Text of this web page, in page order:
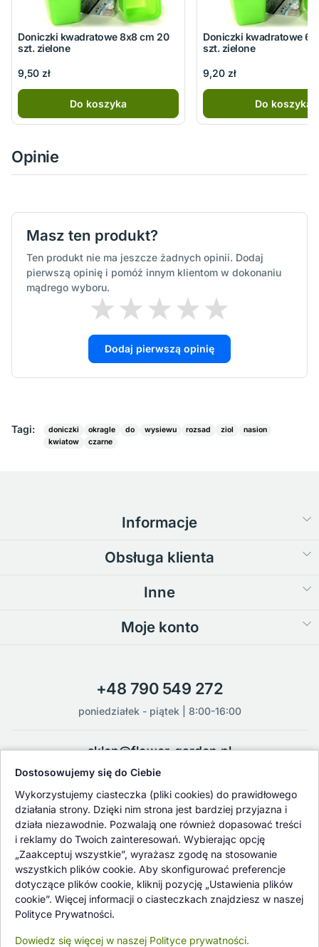
Doniczki kwadratowe 8x8 cm 20
szt. zielone
9,50 zł
Do koszyka
Doniczki kwadratowe
szt. zielone
9,20 zł
Do koszyka
Opinie
Masz ten produkt?
Ten produkt nie ma jeszcze żadnych opinii. Dodaj
pierwszą opinię i pomóż innym klientom w dokonaniu
mądrego wyboru.
Dodaj pierwszą opinię
Tagi: doniczki okragle do wysiewu rozsad ziol
nasion
kwiatow
czarne
Informacje
Obsługa klienta
Inne
Moje konto
+48 790 549 272
poniedziałek - piątek | 8:00-16:00
sklep@flower-garden.pl
Oferowane przez nas rośliny i nasiona podlegają regularnej ścisłej
kontroli jakości oraz kontroli zdrowotnej przeprowadzanej przez
wykwalifikowane osoby z Państwowej Inspekcji Ochrony Roślin i
Nasiennictwa.
Dostosowujemy się do Ciebie
Wykorzystujemy ciasteczka (pliki cookies) do prawidłowego
działania strony. Dzięki nim strona jest bardziej przyjazna i
działa niezawodnie. Pozwalają one również dopasować treści
i reklamy do Twoich zainteresowań. Wybierając opcję
„Zaakceptuj wszystkie”, wyrażasz zgodę na stosowanie
wszystkich plików cookie. Aby skonfigurować preferencje
dotyczące plików cookie, kliknij pozycję „Ustawienia plików
cookie”. Więcej informacji o ciasteczkach znajdziesz w naszej
Polityce Prywatności.
Dowiedz się więcej w naszej Polityce prywatności.